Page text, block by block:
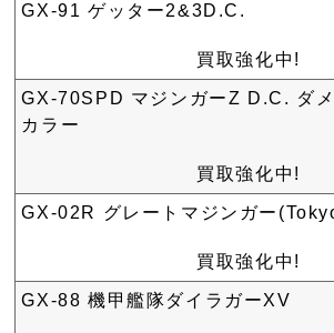
GX-91 ゲッター2&3D.C.
買取強化中!
GX-70SPD マジンガーZ D.C. ダ
カラー
買取強化中!
GX-02R グレートマジンガー
買取強化中!
GX-88 機甲艦隊ダイラガーXV